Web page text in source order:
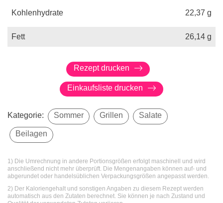
Kohlenhydrate 22,37 g
Fett 26,14 g
Rezept drucken
Einkaufsliste drucken
Kategorie: Sommer Grillen Salate
Beilagen
1) Die Umrechnung in andere Portionsgrößen erfolgt maschinell und wird
anschließend nicht mehr überprüft. Die Mengenangaben können auf- und
abgerundet oder handelsüblichen Verpackungsgrößen angepasst werden.
2) Der Kaloriengehalt und sonstigen Angaben zu diesem Rezept werden
automatisch aus den Zutaten berechnet. Sie können je nach Zustand und